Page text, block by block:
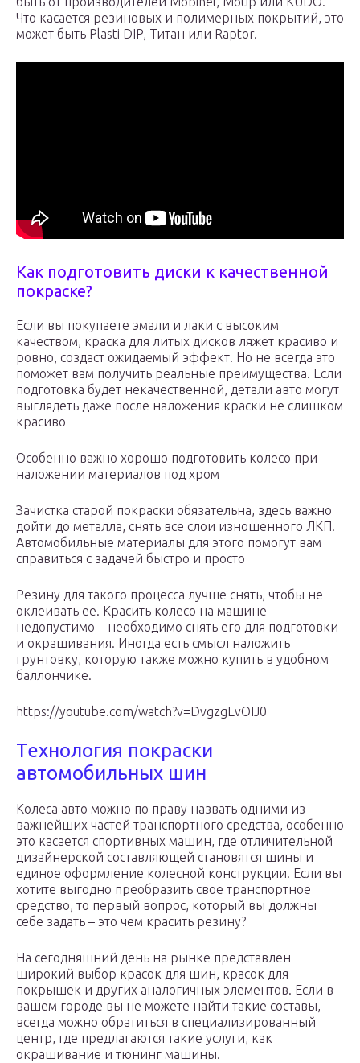
Что касается резиновых и полимерных покрытий, это
может быть Plasti DIP, Титан или Raptor.
Как подготовить диски к качественной
покраске?
Если вы покупаете эмали и лаки с высоким
качеством, краска для литых дисков ляжет красиво и
ровно, создаст ожидаемый эффект. Но не всегда это
поможет вам получить реальные преимущества. Если
подготовка будет некачественной, детали авто могут
выглядеть даже после наложения краски не слишком
красиво
Особенно важно хорошо подготовить колесо при
наложении материалов под хром
Зачистка старой покраски обязательна, здесь важно
дойти до металла, снять все слои изношенного ЛКП.
Автомобильные материалы для этого помогут вам
справиться с задачей быстро и просто
Резину для такого процесса лучше снять, чтобы не
оклеивать ее. Красить колесо на машине
недопустимо – необходимо снять его для подготовки
и окрашивания. Иногда есть смысл наложить
грунтовку, которую также можно купить в удобном
баллончике.
https://youtube.com/watch?v=DvgzgEvOIJ0
Технология покраски
автомобильных шин
Колеса авто можно по праву назвать одними из
важнейших частей транспортного средства, особенно
это касается спортивных машин, где отличительной
дизайнерской составляющей становятся шины и
единое оформление колесной конструкции. Если вы
хотите выгодно преобразить свое транспортное
средство, то первый вопрос, который вы должны
себе задать – это чем красить резину?
На сегодняшний день на рынке представлен
широкий выбор красок для шин, красок для
покрышек и других аналогичных элементов. Если в
вашем городе вы не можете найти такие составы,
всегда можно обратиться в специализированный
центр, где предлагаются такие услуги, как
окрашивание и тюнинг машины.